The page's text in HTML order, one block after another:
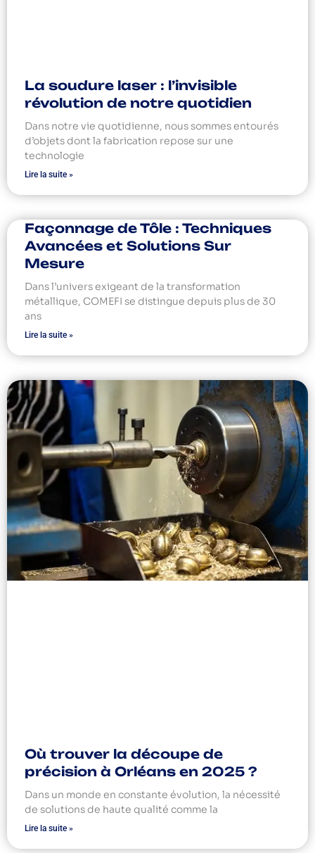
La soudure laser : l’invisible
révolution de notre quotidien
Dans notre vie quotidienne, nous sommes entourés
d’objets dont la fabrication repose sur une
technologie
Lire la suite »
Façonnage de Tôle : Techniques
Avancées et Solutions Sur
Mesure
Dans l’univers exigeant de la transformation
métallique, COMEFI se distingue depuis plus de 30
ans
Lire la suite »
Où trouver la découpe de
précision à Orléans en 2025 ?
Dans un monde en constante évolution, la nécessité
de solutions de haute qualité comme la
Lire la suite »